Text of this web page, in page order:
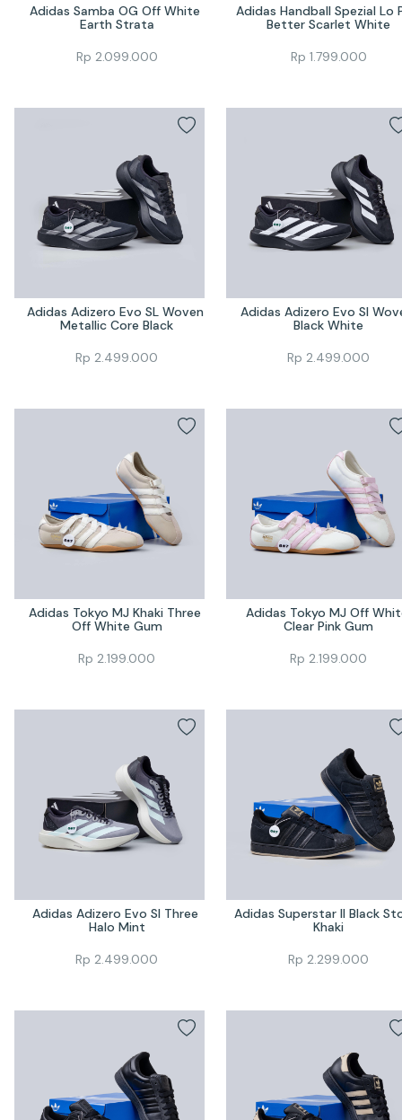
Adidas Samba OG Off White
Earth Strata
Rp 2.099.000
Adidas Handball Spezial Lo
Better Scarlet White
Rp 1.799.000
Adidas Adizero Evo SL Woven
Metallic Core Black
Rp 2.499.000
Adidas Adizero Evo Sl
Black White
Rp 2.499.000
Adidas Tokyo MJ Khaki Three
Off White Gum
Rp 2.199.000
Adidas Tokyo MJ Off
Clear Pink Gum
Rp 2.199.000
Adidas Adizero Evo Sl Three
Halo Mint
Rp 2.499.000
Adidas Superstar II Black
Khaki
Rp 2.299.000